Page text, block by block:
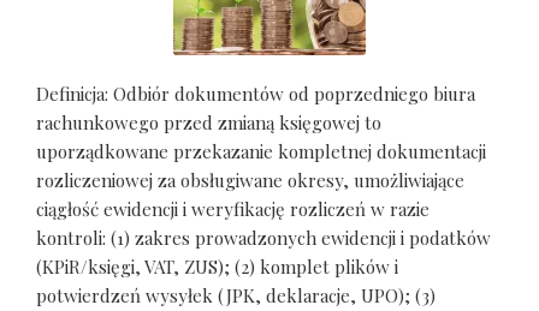
Definicja: Odbiór dokumentów od poprzedniego biura
rachunkowego przed zmianą księgowej to
uporządkowane przekazanie kompletnej dokumentacji
rozliczeniowej za obsługiwane okresy, umożliwiające
ciągłość ewidencji i weryfikację rozliczeń w razie
kontroli: (1) zakres prowadzonych ewidencji i podatków
(KPiR/księgi, VAT, ZUS); (2) komplet plików i
potwierdzeń wysyłek (JPK, deklaracje, UPO); (3)